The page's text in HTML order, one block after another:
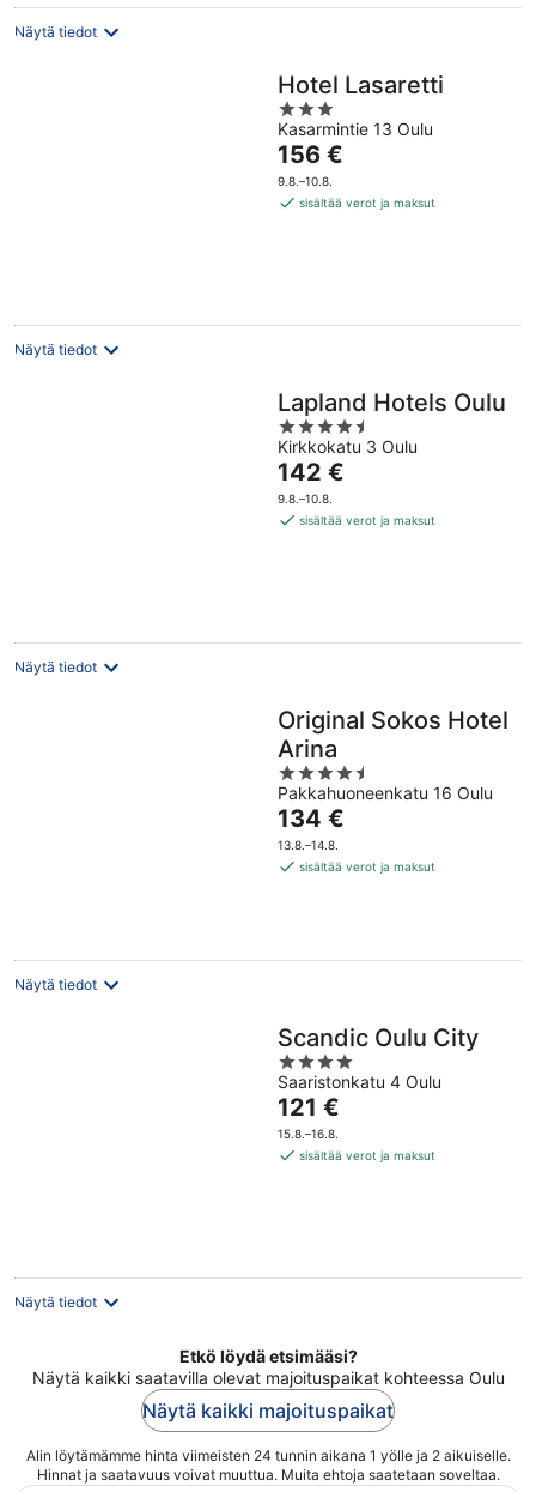
Näytä tiedot
Hotel Lasaretti
3
out
of
5
Kasarmintie 13 Oulu
Hinta
on
156 €
156 €
9.8.–10.8.
sisältää verot ja maksut
Näytä tiedot
Lapland Hotels Oulu
4.5
out
of
5
Kirkkokatu 3 Oulu
Hinta
on
142 €
142 €
9.8.–10.8.
sisältää verot ja maksut
Näytä tiedot
Original Sokos Hotel
Arina
4.5
out
of
5
Pakkahuoneenkatu 16 Oulu
Hinta
on
134 €
134 €
13.8.–14.8.
sisältää verot ja maksut
Näytä tiedot
Scandic Oulu City
4
out
of
5
Saaristonkatu 4 Oulu
Hinta
on
121 €
121 €
15.8.–16.8.
sisältää verot ja maksut
Näytä tiedot
Etkö löydä etsimääsi?
Näytä kaikki saatavilla olevat majoituspaikat kohteessa Oulu
Näytä kaikki majoituspaikat
Alin löytämämme hinta viimeisten 24 tunnin aikana 1 yölle ja 2 aikuiselle.
Hinnat ja saatavuus voivat muuttua. Muita ehtoja saatetaan soveltaa.